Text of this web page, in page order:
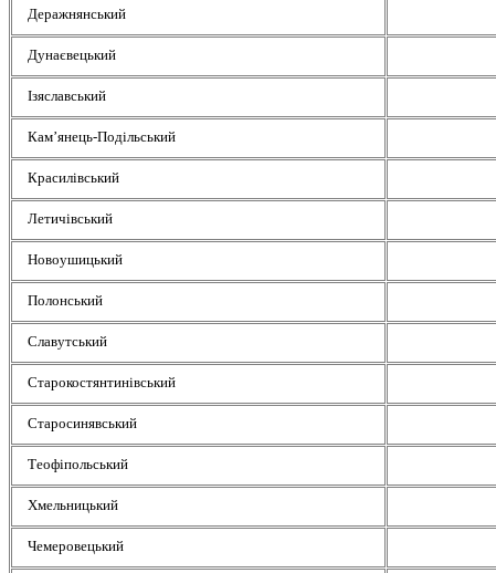
Деражнянський
Дунаєвецький
Ізяславський
Кам’янець-Подільський
Красилівський
Летичівський
Новоушицький
Полонський
Славутський
Старокостянтинівський
Старосинявський
Теофіпольський
Хмельницький
Чемеровецький